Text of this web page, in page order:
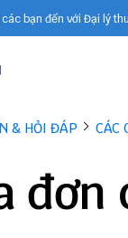
bạn đến với Đại lý
& HỎI ĐÁP CÁC